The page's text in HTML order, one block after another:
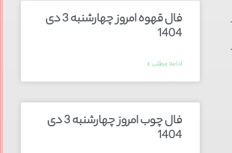
فال قهوه امروز چهارشنبه 3 دی
1404
ادامه مطلب »
فال چوب امروز چهارشنبه 3 دی
1404